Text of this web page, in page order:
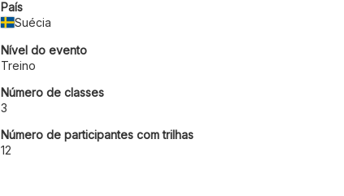
País
Suécia
Nível do evento
Treino
Número de classes
3
Número de participantes com trilhas
12